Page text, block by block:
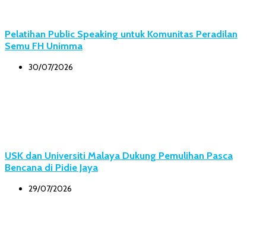
Pelatihan Public Speaking untuk Komunitas Peradilan
Semu FH Unimma
30/07/2026
USK dan Universiti Malaya Dukung Pemulihan Pasca
Bencana di Pidie Jaya
29/07/2026